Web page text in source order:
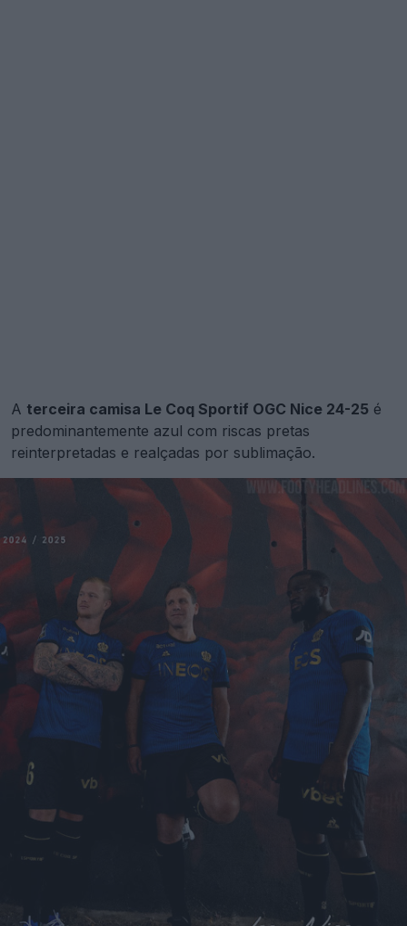
A terceira camisa Le Coq Sportif OGC Nice 24-25 é
predominantemente azul com riscas pretas
reinterpretadas e realçadas por sublimação.